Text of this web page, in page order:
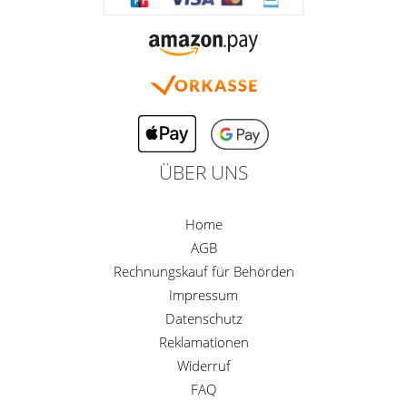
ÜBER UNS
Home
AGB
Rechnungskauf für Behörden
Impressum
Datenschutz
Reklamationen
Widerruf
FAQ